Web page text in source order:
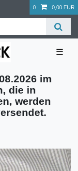
0 0,00 EUR
☰
im
die in
werden